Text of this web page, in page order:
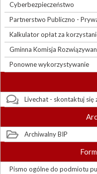
Cyberbezpieczeństwo
Partnerstwo Publiczno -
Kalkulator opłat za
Gminna Komisja
Ponowne wykorzystywanie
Livechat - skontaktuj się
Archiwalny BIP
Pismo ogólne do podmiotu